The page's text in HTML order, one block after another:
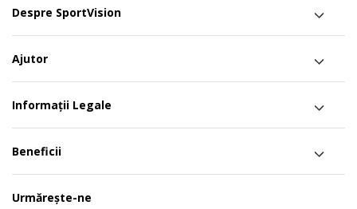
Despre SportVision
Ajutor
Informații Legale
Beneficii
Urmărește-ne